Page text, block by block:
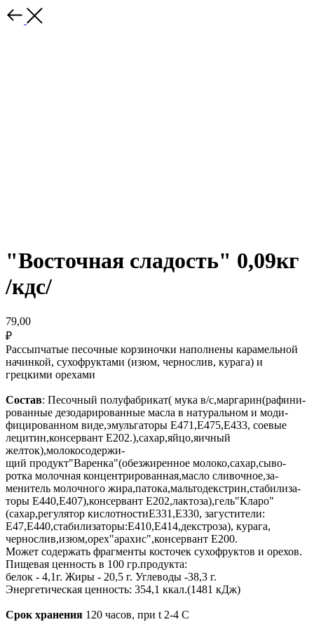
"Восточная сладость" 0,09кг
/кдс/
79,00
₽
Рассыпчатые песочные корзиночки наполнены карамельной
начинкой, сухофруктами (изюм, чернослив, курага) и
грецкими орехами
Состав: Песочный полуфабрикат( мука в/с,маргарин(рафини-
рованные дезодарированные масла в натуральном и моди-
фицированном виде,эмульгаторы Е471,Е475,Е433, соевые
лецитин,консервант Е202.),сахар,яйцо,яичный
желток),молокосодержи-
щий продукт"Варенка"(обезжиренное молоко,сахар,сыво-
ротка молочная концентрированная,масло сливочное,за-
менитель молочного жира,патока,мальтодекстрин,стабилиза-
торы Е440,Е407),консервант Е202,лактоза),гель"Кларо"
(сахар,регулятор кислотностиЕ331,Е330, загустители:
Е47,Е440,стабилизаторы:Е410,Е414,декстроза), курага,
чернослив,изюм,орех"арахис",консервант Е200.
Может содержать фрагменты косточек сухофруктов и орехов.
Пищевая ценность в 100 гр.продукта:
белок - 4,1г. Жиры - 20,5 г. Углеводы -38,3 г.
Энергетическая ценность: 354,1 ккал.(1481 кДж)
Срок хранения 120 часов, при t 2-4 С